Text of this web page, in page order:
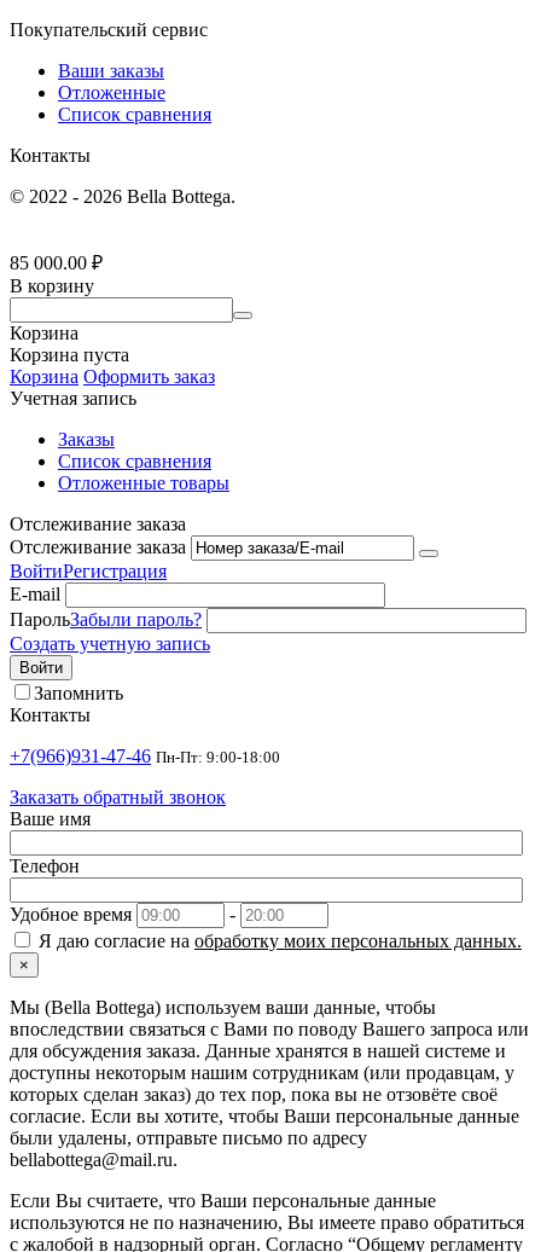
Покупательский сервис
Ваши заказы
Отложенные
Список сравнения
Контакты
© 2022 - 2026 Bella Bottega.
85 000.00 ₽
В корзину
Корзина
Корзина пуста
Корзина Оформить заказ
Учетная запись
Заказы
Список сравнения
Отложенные товары
Отслеживание заказа
Отслеживание заказа
ВойтиРегистрация
E-mail
ПарольЗабыли пароль?
Создать учетную запись
Войти
Запомнить
Контакты
+7(966)931-47-46 Пн-Пт: 9:00-18:00
Заказать обратный звонок
Ваше имя
Телефон
Удобное время
-
Я даю согласие на обработку моих персональных данных.
×
Мы (Bella Bottega) используем ваши данные, чтобы
впоследствии связаться с Вами по поводу Вашего запроса или
для обсуждения заказа. Данные хранятся в нашей системе и
доступны некоторым нашим сотрудникам (или продавцам, у
которых сделан заказ) до тех пор, пока вы не отзовёте своё
согласие. Если вы хотите, чтобы Ваши персональные данные
были удалены, отправьте письмо по адресу
bellabottega@mail.ru.
Если Вы считаете, что Ваши персональные данные
используются не по назначению, Вы имеете право обратиться
с жалобой в надзорный орган. Согласно “Общему регламенту